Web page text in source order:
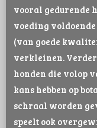
vooral gedurende
voeding
(van goede
verkleinen. Verder
honden die volop
kans hebben op
schraal worden
speelt ook